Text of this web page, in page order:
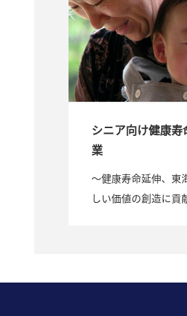
シニア向け健康寿
業
～健康寿命延伸、東
しい価値の創造に貢